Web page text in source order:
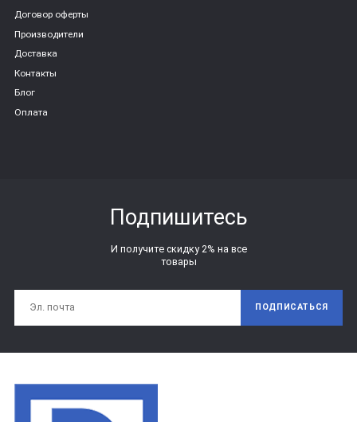
Договор оферты
Производители
Доставка
Контакты
Блог
Оплата
Подпишитесь
И получите скидку 2% на все
товары
ПОДПИСАТЬСЯ